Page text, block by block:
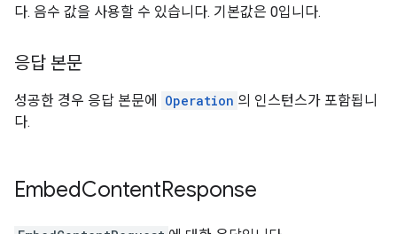
다. 음수 값을 사용할 수 있습니다. 기본값은 0입니다.
응답 본문
성공한 경우 응답 본문에 Operation 의 인스턴스가 포함됩니
다.
EmbedContentResponse